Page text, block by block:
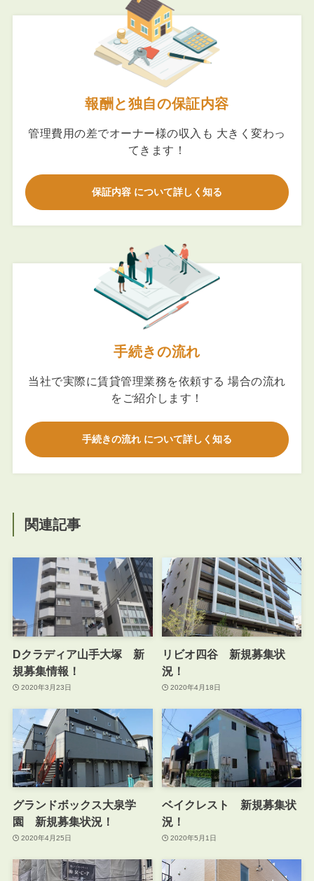
報酬と独自の保証内容
管理費用の差でオーナー様の収入も 大きく変わっ
てきます！
保証内容 について詳しく知る
手続きの流れ
当社で実際に賃貸管理業務を依頼する 場合の流れ
をご紹介します！
手続きの流れ について詳しく知る
関連記事
Dクラディア山手大塚 新
規募集情報！
2020年3月23日
リビオ四谷 新規募集状
況！
2020年4月18日
グランドボックス大泉学
園 新規募集状況！
2020年4月25日
ベイクレスト 新規募集状
況！
2020年5月1日